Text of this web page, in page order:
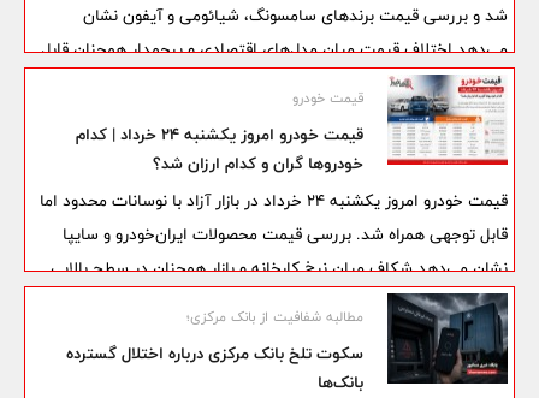
شد و بررسی قیمت برندهای سامسونگ، شیائومی و آیفون نشان
می‌دهد اختلاف قیمت میان مدل‌های اقتصادی و پرچمدار همچنان قابل
توجه است. در حالی که برخی خریداران منتظر کاهش قیمت‌ها هستند،
فعالان بازار از ادامه رکود معاملات و افزایش احتیاط مشتریان خبر
می‌دهند.
قیمت خودرو
قیمت خودرو امروز یکشنبه ۲۴ خرداد | کدام
خودروها گران و کدام ارزان شد؟
قیمت خودرو امروز یکشنبه ۲۴ خرداد در بازار آزاد با نوسانات محدود اما
قابل توجهی همراه شد. بررسی قیمت محصولات ایران‌خودرو و سایپا
نشان می‌دهد شکاف میان نرخ کارخانه و بازار همچنان در سطح بالایی
قرار دارد و بسیاری از خودروها با اختلافی چند صد میلیون تومانی معامله
می‌شوند. این شرایط باعث شده خریداران همچنان با احتیاط وارد بازار
شوند.
مطالبه شفافیت از بانک مرکزی؛
سکوت تلخ بانک مرکزی درباره اختلال گسترده
بانک‌ها